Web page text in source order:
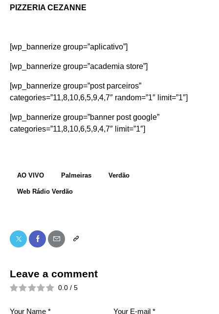
PIZZERIA CEZANNE
[wp_bannerize group=”aplicativo”]
[wp_bannerize group=”academia store”]
[wp_bannerize group=”post parceiros”
categories=”11,8,10,6,5,9,4,7″ random=”1″ limit=”1″]
[wp_bannerize group=”banner post google”
categories=”11,8,10,6,5,9,4,7″ limit=”1″]
AO VIVO Palmeiras Verdão
Web Rádio Verdão
Leave a comment
0.0 / 5